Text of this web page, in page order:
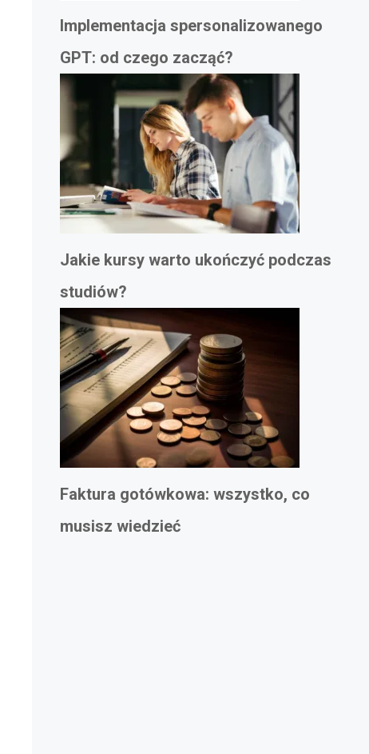
Implementacja spersonalizowanego
GPT: od czego zacząć?
Jakie kursy warto ukończyć podczas
studiów?
Faktura gotówkowa: wszystko, co
musisz wiedzieć